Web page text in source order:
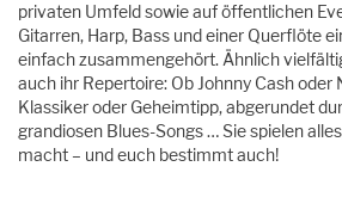
privaten Umfeld sowie auf öffentlichen
Gitarren, Harp, Bass und einer Querflöte
einfach zusammengehört. Ähnlich
auch ihr Repertoire: Ob Johnny Cash oder
Klassiker oder Geheimtipp, abgerundet
grandiosen Blues-Songs … Sie spielen
macht – und euch bestimmt auch!